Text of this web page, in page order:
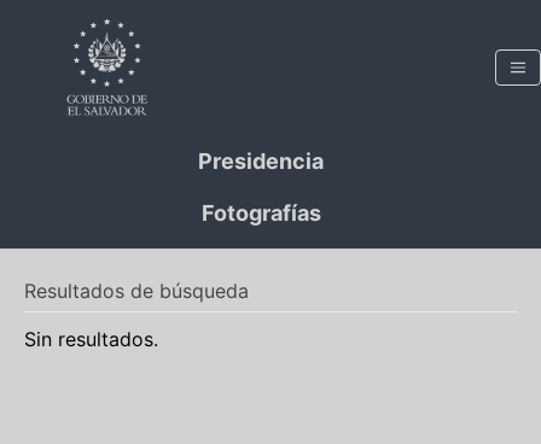
Presidencia
Fotografías
Resultados de búsqueda
Sin resultados.